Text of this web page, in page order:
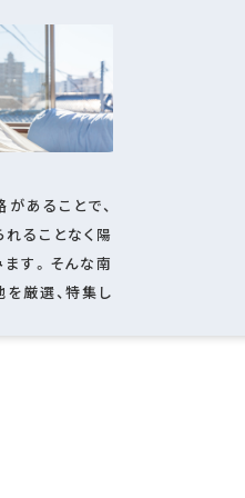
あることで、
ることなく陽
す。そんな南
厳選、特集し